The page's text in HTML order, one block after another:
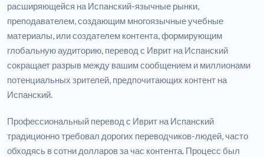
расширяющейся на Испанский-язычные рынки,
преподавателем, создающим многоязычные учебные
материалы, или создателем контента, формирующим
глобальную аудиторию, перевод с Иврит на Испанский
сокращает разрыв между вашим сообщением и миллионами
потенциальных зрителей, предпочитающих контент на
Испанский.
Профессиональный перевод с Иврит на Испанский
традиционно требовал дорогих переводчиков-людей, часто
обходясь в сотни долларов за час контента. Процесс был